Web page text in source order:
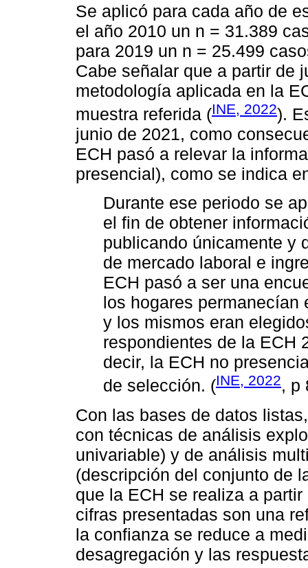
Se aplicó para cada año de
el año 2010 un n = 31.389
para 2019 un n = 25.499
Cabe señalar que a partir de
metodología aplicada en la
muestra referida (INE, 2022).
junio de 2021, como
ECH pasó a relevar la
presencial), como se indica
Durante ese periodo se
el fin de obtener
publicando únicamente y
de mercado laboral e
ECH pasó a ser una
los hogares permanecían
y los mismos eran
respondientes de la ECH
decir, la ECH no
de selección. (INE, 2022, p
Con las bases de datos
con técnicas de análisis
univariable) y de análisis
(descripción del conjunto de
que la ECH se realiza a
cifras presentadas son una
la confianza se reduce a
desagregación y las